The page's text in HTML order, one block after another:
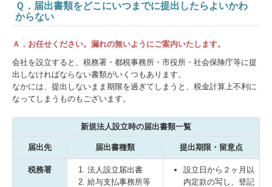
Ｑ．届出書類をどこにいつまでに提出したらよいかわ
からない
Ａ．お任せください。漏れの無いようにご案内いたします。
会社を設立すると、税務署・都税事務所・市役所・社会保険庁等に提
出しなければならない書類がいくつもあります。
なかには、提出しないまま期限を過ぎてしまうと、税金計算上不利に
なってしまうものもございます。
新規法人設立時の届出書類一覧
届出先 届出書種類 提出期限・留意点
税務署
法人設立届出書
給与支払事務所等
設立日から２ヶ月以
内定款の写し、登記